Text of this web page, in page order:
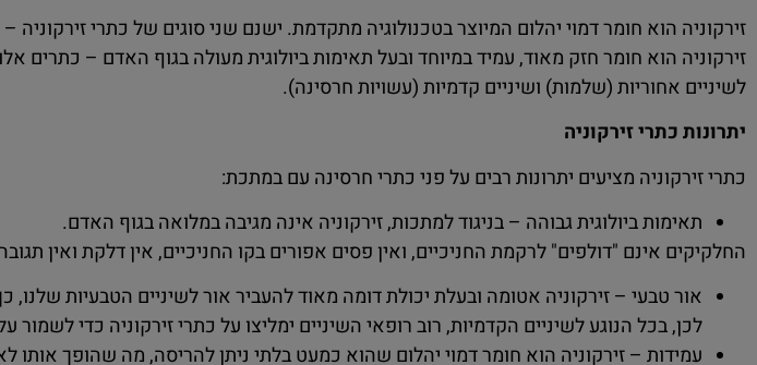
זירקוניה הוא חומר דמוי יהלום המיוצר בטכנולוגיה מתקדמת. ישנם שני סוגים של כתרי
זירקוניה הוא חומר חזק מאוד, עמיד במיוחד ובעל תאימות ביולוגית מעולה בגוף האדם – כתרים
לשיניים אחוריות (שלמות) ושיניים קדמיות (עשויות חרסינה).
יתרונות כתרי זירקוניה
כתרי זירקוניה מציעים יתרונות רבים על פני כתרי חרסינה עם במתכת:
תאימות ביולוגית גבוהה – בניגוד למתכות, זירקוניה אינה מגיבה במלואה בגוף האדם.
החלקיקים אינם "דולפים" לרקמת החניכיים, ואין פסים אפורים בקו החניכיים, אין דלקת ואין
אור טבעי – זירקוניה אטומה ובעלת יכולת דומה מאוד להעביר אור לשיניים הטבעיות
לכן, בכל הנוגע לשיניים הקדמיות, רוב רופאי השיניים ימליצו על כתרי זירקוניה כדי
עמידות – זירקוניה הוא חומר דמוי יהלום שהוא כמעט בלתי ניתן להריסה, מה שהופך אותו